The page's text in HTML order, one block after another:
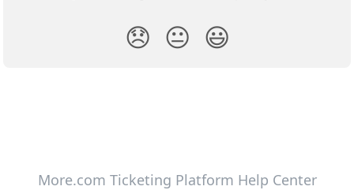
😞 😐 😃
More.com Ticketing Platform Help Center